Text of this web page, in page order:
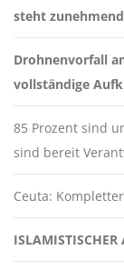
steht
Drohnenvorfall
vollständige
85 Prozent sind
sind bereit
Ceuta:
ISLAMISTISCHER